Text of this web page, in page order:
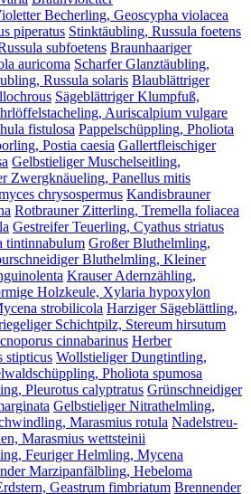
Becherling, Geoscypha violacea
piperatus Stinktäubling, Russula foetens
subfoetens Braunhaariger
auricoma Scharfer Glanztäubling,
Russula solaris Blaublättriger
Sägeblättriger Klumpfuß,
Auriscalpium vulgare
fistulosa Pappelschüppling, Pholiota
Postia caesia Gallertfleischiger
Gelbstieliger Muschelseitling,
Zwergknäueling, Panellus mitis
chrysospermus Kandisbrauner
Rotbrauner Zitterling, Tremella foliacea
Gestreifer Teuerling, Cyathus striatus
tintinnabulum Großer Bluthelmling,
Bluthelmling, Kleiner
Krauser Adernzähling,
Holzkeule, Xylaria hypoxylon
strobilicola Harziger Sägeblättling,
Schichtpilz, Stereum hirsutum
cinnabarinus Herber
stipticus Wollstieliger Dungtintling,
Pholiota spumosa
Pleurotus calyptratus Grünschneidiger
Gelbstieliger Nitrathelmling,
Marasmius rotula Nadelstreu-
Marasmius wettsteinii
Feuriger Helmling, Mycena
Marzipanfälbling, Hebeloma
Geastrum fimbriatum Brennender